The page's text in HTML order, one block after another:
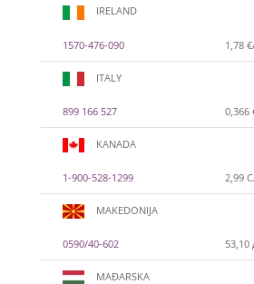
IRELAND
1570-476-090 1,78
ITALY
899 166 527 0,366
KANADA
1-900-528-1299 2,99
MAKEDONIJA
0590/40-602 53,10
MAĐARSKA